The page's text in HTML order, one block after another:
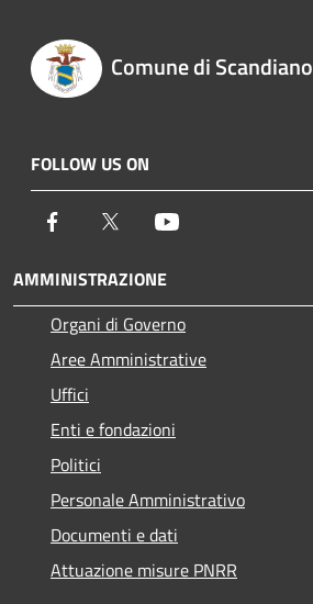
Comune di Scandiano
FOLLOW US ON
Facebook Twitter
AMMINISTRAZIONE
Organi di Governo
Aree Amministrative
Uffici
Enti e fondazioni
Politici
Personale Amministrativo
Documenti e dati
Attuazione misure PNRR